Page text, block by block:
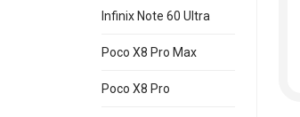
Infinix Note 60 Ultra
Poco X8 Pro Max
Poco X8 Pro